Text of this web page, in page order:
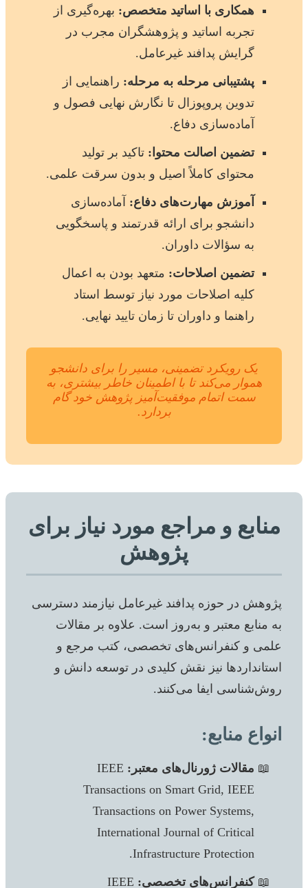
همکاری با اساتید متخصص: بهره‌گیری از
تجربه اساتید و پژوهشگران مجرب در
گرایش پدافند غیرعامل.
پشتیبانی مرحله به مرحله: راهنمایی از
تدوین پروپوزال تا نگارش نهایی فصول و
آماده‌سازی دفاع.
تضمین اصالت محتوا: تاکید بر تولید
محتوای کاملاً اصیل و بدون سرقت علمی.
آموزش مهارت‌های دفاع: آماده‌سازی
دانشجو برای ارائه قدرتمند و پاسخگویی
به سؤالات داوران.
تضمین اصلاحات: متعهد بودن به اعمال
کلیه اصلاحات مورد نیاز توسط استاد
راهنما و داوران تا زمان تایید نهایی.
یک رویکرد تضمینی، مسیر را برای دانشجو
هموار می‌کند تا با اطمینان خاطر بیشتری، به
سمت اتمام موفقیت‌آمیز پژوهش خود گام
بردارد.
منابع و مراجع مورد نیاز برای
پژوهش
پژوهش در حوزه پدافند غیرعامل نیازمند دسترسی
به منابع معتبر و به‌روز است. علاوه بر مقالات
علمی و کنفرانس‌های تخصصی، کتب مرجع و
استانداردها نیز نقش کلیدی در توسعه دانش و
روش‌شناسی ایفا می‌کنند.
انواع منابع:
مقالات ژورنال‌های معتبر: IEEE
Transactions on Smart Grid, IEEE
Transactions on Power Systems,
International Journal of Critical
Infrastructure Protection.
کنفرانس‌های تخصصی: IEEE